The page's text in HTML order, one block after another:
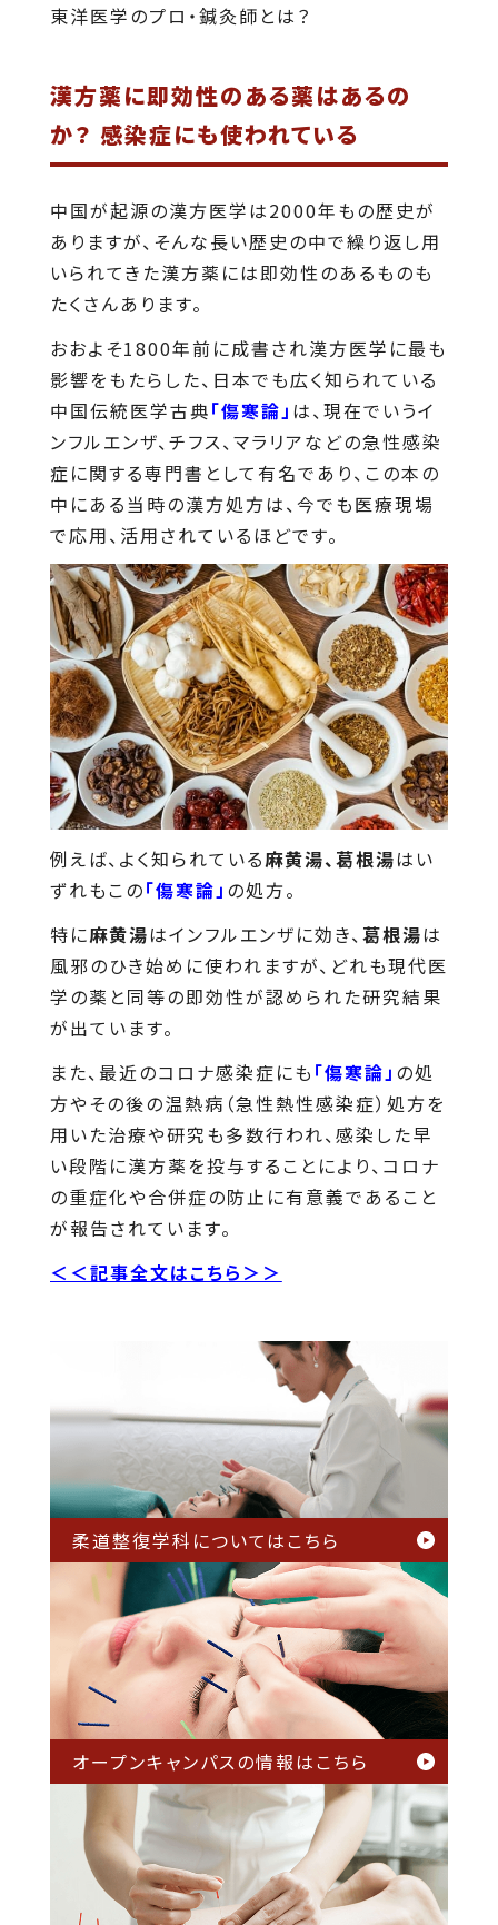
東洋医学のプロ・鍼灸師とは？
漢方薬に即効性のある薬はあるの
か？ 感染症にも使われている
中国が起源の漢方医学は2000年もの歴史が
ありますが、そんな長い歴史の中で繰り返し用
いられてきた漢方薬には即効性のあるものも
たくさんあります。
おおよそ1800年前に成書され漢方医学に最も
影響をもたらした、日本でも広く知られている
中国伝統医学古典「傷寒論」 は、現在でいうイ
ンフルエンザ、チフス、マラリアなどの急性感染
症に関する専門書として有名であり、この本の
中にある当時の漢方処方は、今でも医療現場
で応用、活用されているほどです。
例えば、よく知られている麻黄湯、葛根湯はい
ずれもこの「傷寒論」 の処方。
特に麻黄湯はインフルエンザに効き、葛根湯は
風邪のひき始めに使われますが、どれも現代医
学の薬と同等の即効性が認められた研究結果
が出ています。
また、最近のコロナ感染症にも 「傷寒論」 の処
方やその後の温熱病（急性熱性感染症）処方を
用いた治療や研究も多数行われ、感染した早
い段階に漢方薬を投与することにより、コロナ
の重症化や合併症の防止に有意義であること
が報告されています。
＜＜記事全文はこちら＞＞
柔道整復学科についてはこちら
オープンキャンパスの情報はこちら